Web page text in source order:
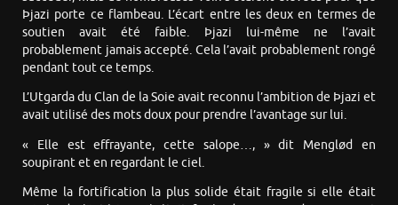
Þjazi porte ce flambeau. L’écart entre les deux en termes de
soutien avait été faible. Þjazi lui-même ne l’avait
probablement jamais accepté. Cela l’avait probablement rongé
pendant tout ce temps.
L’Utgarda du Clan de la Soie avait reconnu l’ambition de Þjazi et
avait utilisé des mots doux pour prendre l’avantage sur lui.
« Elle est effrayante, cette salope…, » dit Menglød en
soupirant et en regardant le ciel.
Même la fortification la plus solide était fragile si elle était